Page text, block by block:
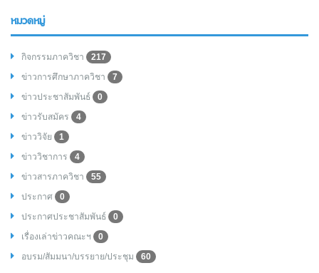
หมวดหมู่
กิจกรรมภาควิชา
217
ข่าวการศึกษาภาควิชา
7
ข่าวประชาสัมพันธ์
0
ข่าวรับสมัคร
4
ข่าววิจัย
1
ข่าววิชาการ
4
ข่าวสารภาควิชา
55
ประกาศ
0
ประกาศประชาสัมพันธ์
0
เรื่องเล่าข่าวคณะฯ
0
อบรม/สัมมนา/บรรยาย/ประชุม
60